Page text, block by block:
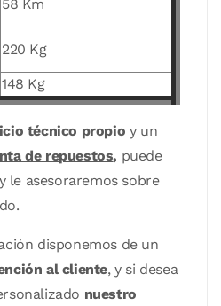
58 Km
220 Kg
148 Kg
técnico propio y un
de repuestos, puede
le asesoraremos sobre
disponemos de un
al cliente, y si desea
nuestro